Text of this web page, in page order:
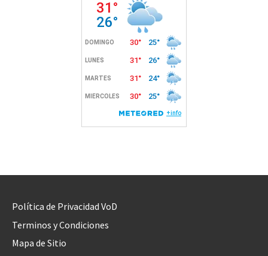
Política de Privacidad VoD
Terminos y Condiciones
Mapa de Sitio